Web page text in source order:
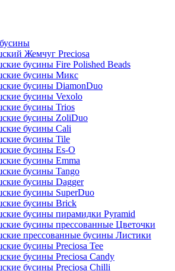
Жемчуг Preciosa
бусины Fire Polished Beads
бусины Микс
бусины DiamonDuo
бусины Vexolo
бусины Trios
бусины ZoliDuo
бусины Cali
бусины Tile
бусины Es-O
бусины Emma
бусины Tango
бусины Dagger
бусины SuperDuo
бусины Brick
бусины пирамидки Pyramid
бусины прессованные Цветочки
прессованные бусины Листики
бусины Preciosa Tee
бусины Preciosa Candy
бусины Preciosa Chilli